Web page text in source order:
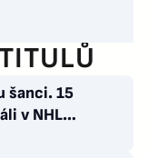
šanci. 15
v NHL